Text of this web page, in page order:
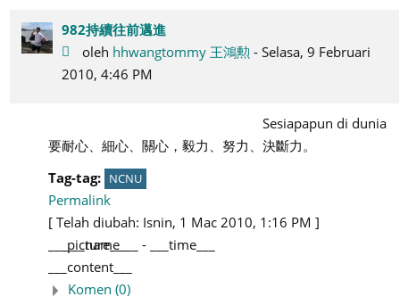
982持續往前邁進
oleh hhwangtommy 王鴻勲 - Selasa, 9 Februari
2010, 4:46 PM
Sesiapapun di dunia
要耐心、細心、關心，毅力、努力、決斷力。
Tag-tag: NCNU
Permalink
[ Telah diubah: Isnin, 1 Mac 2010, 1:16 PM ]
___picture___
___name___ -
___time___
___content___
Komen (0)